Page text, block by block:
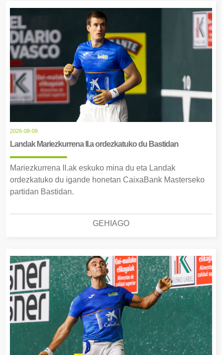
2026-08-09
Landak Mariezkurrena II.a ordezkatuko du Bastidan
Mariezkurrena II.ak eskuko mina du eta Landak
ordezkatuko du igande honetan CaixaBank Masterseko
partidan Bastidan.
GEHIAGO